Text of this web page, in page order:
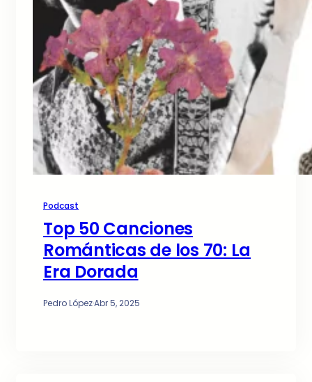
Podcast
Top 50 Canciones
Románticas de los 70: La
Era Dorada
Pedro López·Abr 5, 2025